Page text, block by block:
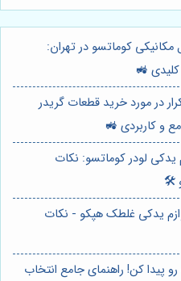
کوماتسو در تهران:
🚜
در مورد خرید قطعات گریدر
و کاربردی 🚜
یدکی لودر کوماتسو: نکات
🛠️
یدکی غلطک هپکو - نکات
پیدا کن! راهنمای جامع انتخاب